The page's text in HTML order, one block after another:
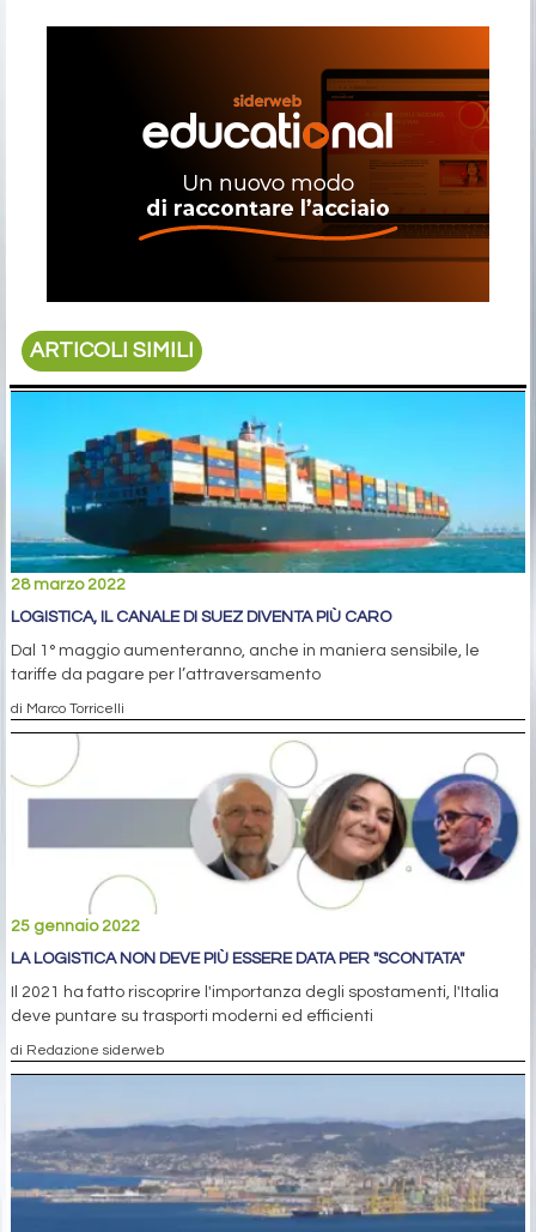
ARTICOLI SIMILI
28 marzo 2022
LOGISTICA, IL CANALE DI SUEZ DIVENTA PIÙ CARO
Dal 1° maggio aumenteranno, anche in maniera sensibile, le
tariffe da pagare per l’attraversamento
di Marco Torricelli
25 gennaio 2022
LA LOGISTICA NON DEVE PIÙ ESSERE DATA PER "SCONTATA"
Il 2021 ha fatto riscoprire l'importanza degli spostamenti, l'Italia
deve puntare su trasporti moderni ed efficienti
di Redazione siderweb